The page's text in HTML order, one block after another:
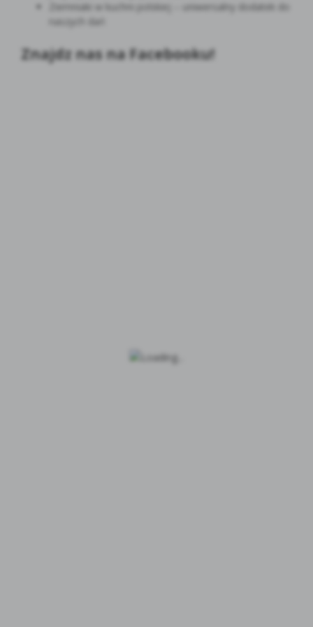
Ziemniaki w kuchni polskiej – uniwersalny dodatek do
naszych dań
Znajdz nas na Facebooku!